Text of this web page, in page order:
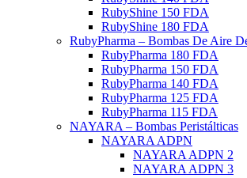
RubyShine 150 FDA
RubyShine 180 FDA
RubyPharma – Bombas De Aire
RubyPharma 180 FDA
RubyPharma 150 FDA
RubyPharma 140 FDA
RubyPharma 125 FDA
RubyPharma 115 FDA
NAYARA – Bombas Peristálticas
NAYARA ADPN
NAYARA ADPN 2
NAYARA ADPN 3